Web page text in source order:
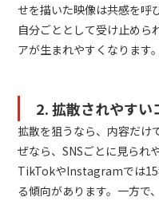
せを描いた映像は共感を呼
自分ごととして受け止めら
アが生まれやすくなります。
2. 拡散されやす
拡散を狙うなら、内容だけ
ぜなら、SNSごとに見られ
TikTokやInstagramでは15
る傾向があります。一方で